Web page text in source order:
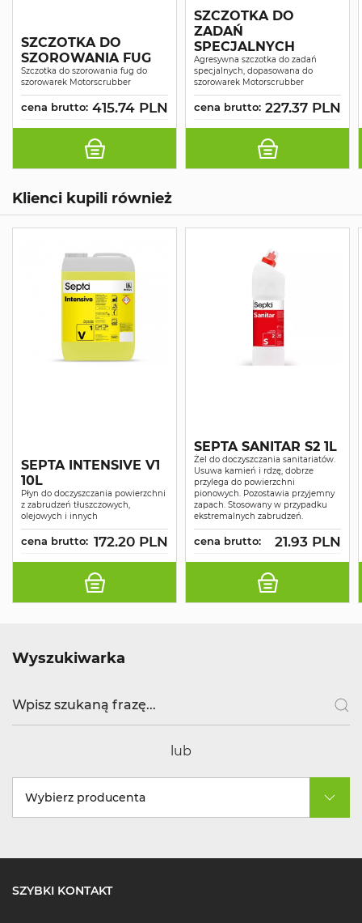
SZCZOTKA DO
SZOROWANIA FUG
Szczotka do szorowania fug do
szorowarek Motorscrubber
cena brutto: 415.74 PLN
SZCZOTKA DO
ZADAŃ
SPECJALNYCH
Agresywna szczotka do zadań
specjalnych, dopasowana do
szorowarek Motorscrubber
cena brutto: 227.37 PLN
Klienci kupili również
SEPTA INTENSIVE V1
10L
Płyn do doczyszczania powierzchni
z zabrudzeń tłuszczowych,
olejowych i innych
cena brutto: 172.20 PLN
SEPTA SANITAR S2 1L
Żel do doczyszczania sanitariatów.
Usuwa kamień i rdzę, dobrze
przylega do powierzchni
pionowych. Pozostawia przyjemny
zapach. Stosowany w przypadku
ekstremalnych zabrudzeń.
cena brutto: 21.93 PLN
Wyszukiwarka
lub
Wybierz producenta
SZYBKI KONTAKT